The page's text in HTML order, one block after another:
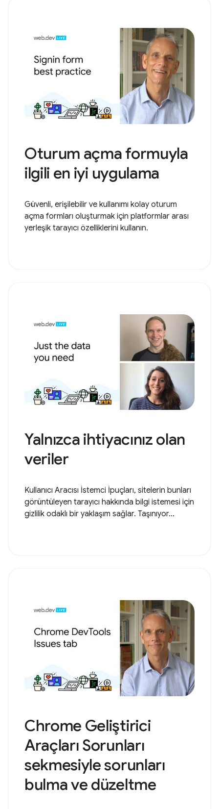
Oturum açma formuyla
ilgili en iyi uygulama
Güvenli, erişilebilir ve kullanımı kolay oturum
açma formları oluşturmak için platformlar arası
yerleşik tarayıcı özelliklerini kullanın.
Yalnızca ihtiyacınız olan
veriler
Kullanıcı Aracısı İstemci İpuçları, sitelerin bunları
görüntüleyen tarayıcı hakkında bilgi istemesi için
gizlilik odaklı bir yaklaşım sağlar. Taşınıyor...
Chrome Geliştirici
Araçları Sorunları
sekmesiyle sorunları
bulma ve düzeltme